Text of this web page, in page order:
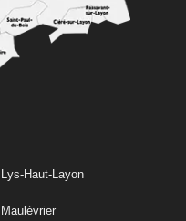
Lys-Haut-Layon
Maulévrier